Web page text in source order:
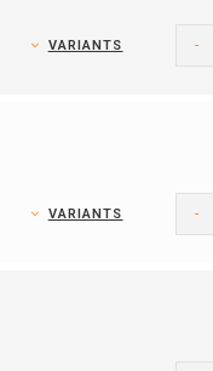
VARIANTS -
VARIANTS -